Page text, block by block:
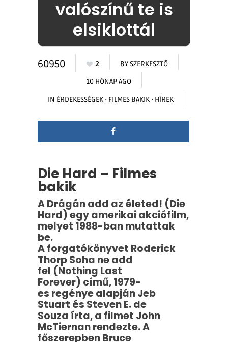
valószínű te is
elsiklottál
60950 2 BYSZERKESZTŐ
10 HÓNAP AGO
IN ÉRDEKESSÉGEK · FILMES BAKIK · HÍREK
Die Hard – Filmes
bakik
A Drágán add az életed! (Die
Hard) egy amerikai akciófilm,
melyet 1988-ban mutattak
be.
A forgatókönyvet Roderick
Thorp Soha ne add
fel (Nothing Last
Forever) című, 1979-
es regénye alapján Jeb
Stuart és Steven E. de
Souza írta, a filmet John
McTiernan rendezte. A
főszerepben Bruce